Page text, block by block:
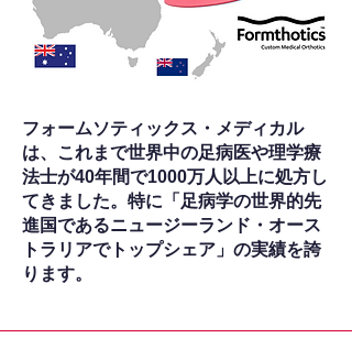
フォームソティックス・メディカル
は、これまで世界中の足病医や理学療
法士が40年間で1000万人以上に処方し
てきました。特に「足病学の世界的先
進国であるニュージーランド・オース
トラリアでトップシェア」の実績を誇
ります。